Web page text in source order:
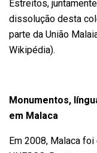
Estreitos,
dissolução desta
parte da União
Wikipédia).
Monumentos,
em Malaca
Em 2008, Malaca